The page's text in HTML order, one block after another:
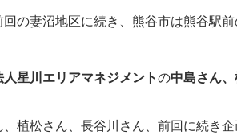
回の妻沼地区に続き、熊谷市は熊谷駅
星川エリアマネジメントの中島さん
、植松さん、長谷川さん、前回に続き